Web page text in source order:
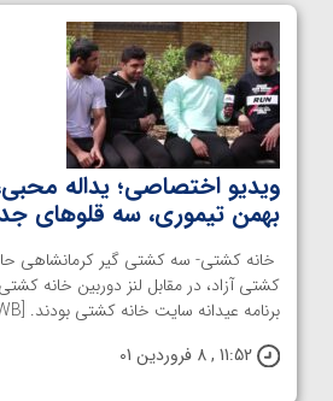
ویدیو اختصاصی؛ یداله
بهمن تیموری، سه قلوهای
خانه کشتی- سه کشتی گیر کرمانشاهی
کشتی آزاد، در مقابل لنز دوربین خانه
برنامه عیدانه سایت خانه کشتی بودند. [aparat id='6dnWB']
11:52 , 8 فروردین 01